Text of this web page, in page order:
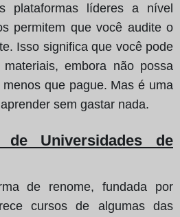
plataformas líderes a nível
permitem que você audite o
Isso significa que você pode
embora não possa
que pague. Mas é uma
sem gastar nada.
de Universidades de
de renome, fundada por
cursos de algumas das